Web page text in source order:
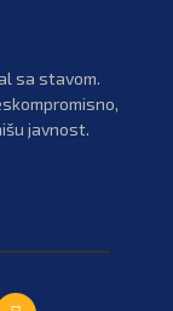
sa stavom.
javnost.